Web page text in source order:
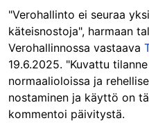
"Verohallinto ei seuraa
käteisnostoja", harmaan
Verohallinnossa vastaava
19.6.2025. "Kuvattu
normaalioloissa ja
nostaminen ja käyttö on
kommentoi päivitystä.